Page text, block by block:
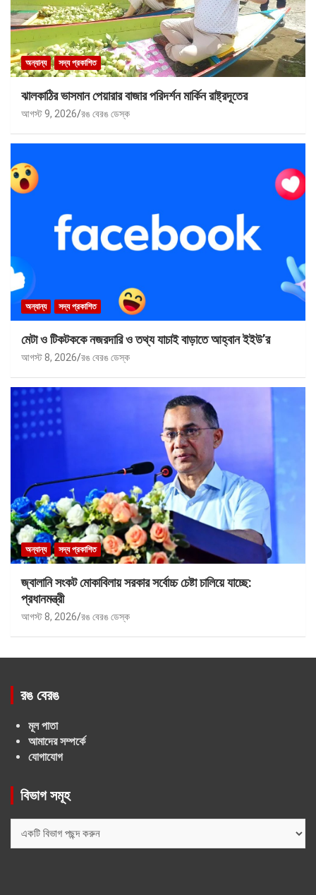
অন্যান্য সদ্য প্রকাশিত
ঝালকাঠির ভাসমান পেয়ারার বাজার পরিদর্শন মার্কিন রাষ্ট্রদূতের
আগস্ট 9, 2026 রঙ বেরঙ ডেস্ক
অন্যান্য সদ্য প্রকাশিত
মেটা ও টিকটককে নজরদারি ও তথ্য যাচাই বাড়াতে আহ্বান ইইউ’র
আগস্ট 8, 2026 রঙ বেরঙ ডেস্ক
অন্যান্য সদ্য প্রকাশিত
জ্বালানি সংকট মোকাবিলায় সরকার সর্বোচ্চ চেষ্টা চালিয়ে যাচ্ছে:
প্রধানমন্ত্রী
আগস্ট 8, 2026 রঙ বেরঙ ডেস্ক
রঙ বেরঙ
মূল পাতা
আমাদের সম্পর্কে
যোগাযোগ
বিভাগ সমূহ